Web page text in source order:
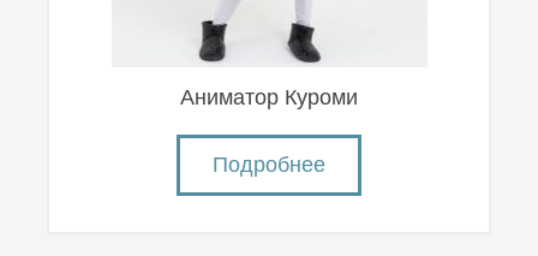
Аниматор Куроми
Подробнее